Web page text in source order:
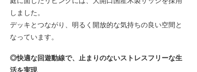
しました。
デッキとつながり、明るく開放的な気持ちの良い空間と
なっています。
◎快適な回遊動線で、止まりのないストレスフリーな生
活を実現